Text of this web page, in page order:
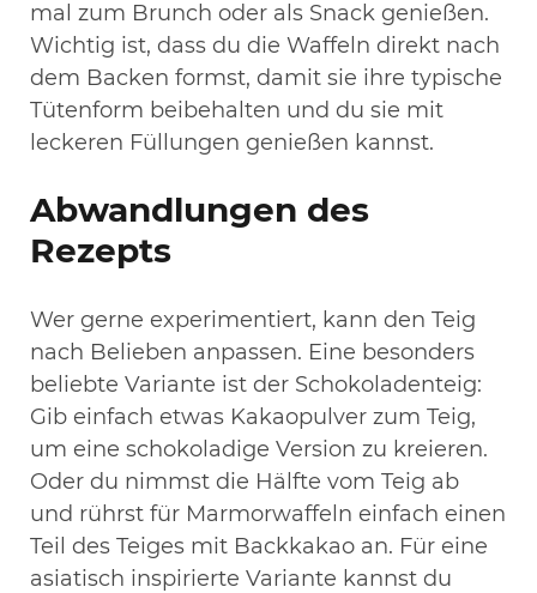
mal zum Brunch oder als Snack genießen.
Wichtig ist, dass du die Waffeln direkt nach
dem Backen formst, damit sie ihre typische
Tütenform beibehalten und du sie mit
leckeren Füllungen genießen kannst.
Abwandlungen des
Rezepts
Wer gerne experimentiert, kann den Teig
nach Belieben anpassen. Eine besonders
beliebte Variante ist der Schokoladenteig:
Gib einfach etwas Kakaopulver zum Teig,
um eine schokoladige Version zu kreieren.
Oder du nimmst die Hälfte vom Teig ab
und rührst für Marmorwaffeln einfach einen
Teil des Teiges mit Backkakao an. Für eine
asiatisch inspirierte Variante kannst du